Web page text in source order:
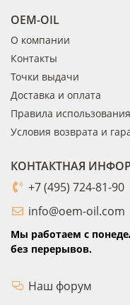
OEM-OIL
О компании
Контакты
Точки выдачи
Доставка и оплата
Правила использования
Условия возврата и
КОНТАКТНАЯ
+7 (495) 724-81-90
info@oem-oil.com
Мы работаем с
без перерывов.
Наш форум